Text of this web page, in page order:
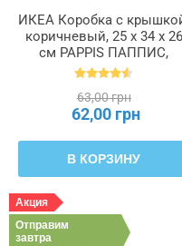
ИКЕА Коробка с
коричневый, 25 x 34 x 26
см PAPPIS ПАППИС,
001.004.67
63,00 грн
62,00 грн
В КОРЗИНУ
Акция
Отправим
завтра